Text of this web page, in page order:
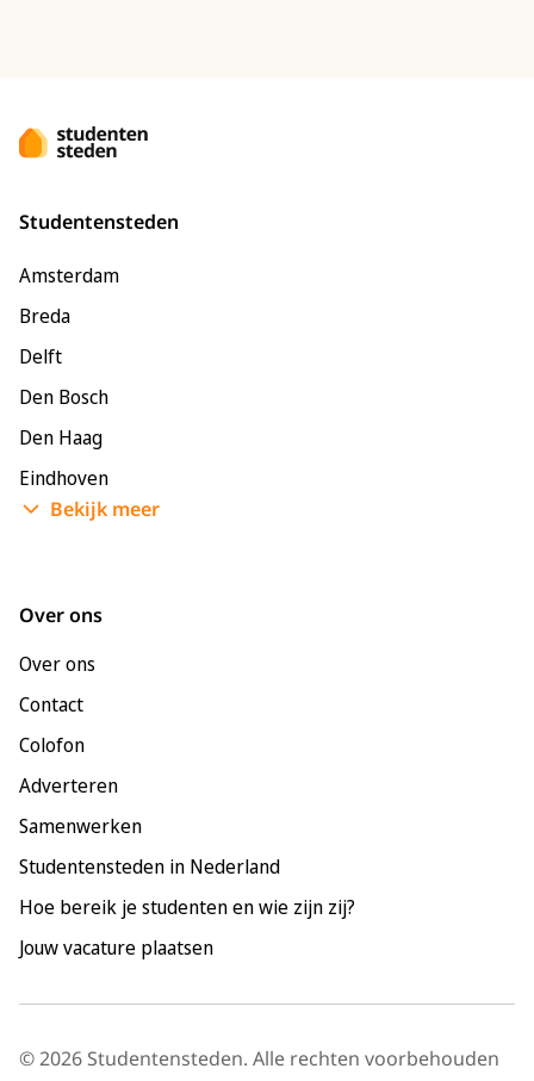
Studentensteden
Amsterdam
Breda
Delft
Den Bosch
Den Haag
Eindhoven
Enschede
Bekijk meer
Over ons
Over ons
Contact
Colofon
Adverteren
Samenwerken
Studentensteden in Nederland
Hoe bereik je studenten en wie zijn zij?
Jouw vacature plaatsen
© 2026 Studentensteden. Alle rechten voorbehouden